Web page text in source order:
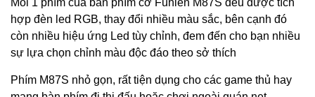
hợp đèn led RGB, thay đổi nhiều màu sắc, bên cạnh đó
còn nhiều hiệu ứng Led tùy chỉnh, đem đến cho bạn nhiều
sự lựa chọn chỉnh màu độc đáo theo sở thích
Phím M87S nhỏ gọn, rất tiện dụng cho các game thủ hay